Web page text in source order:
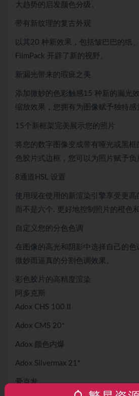
大趋势的启发颜色分级。
带有新纹理的复古外观
以其20 种新效果，包括皱巴巴的纸
FilmPack 开辟了新的视野。
新漏光带来的瑕疵之美
添加微妙的色彩触感15 种新的漏光
缩放效果，您拥有为图像赋予独特感
15个新框架完美展示您的照片
将您的数字图像变成带有哑光或黑框
色胶片式边框，您可以为照片赋予负
8通道HSL 设置
使用现在使用的新渲染引擎享受更高
而不是六个. 更好地控制照片的橙色
自定义您的分色色调
在图像的高光和阴影中选择自己的
微妙而逼真的分割色调效果。
彩色胶片的高精度渲染
阿多克斯
Adox CHS 100 II
Adox CMS 20*
Adox 颜色内爆
Adox Silvermax 21*
爱克发